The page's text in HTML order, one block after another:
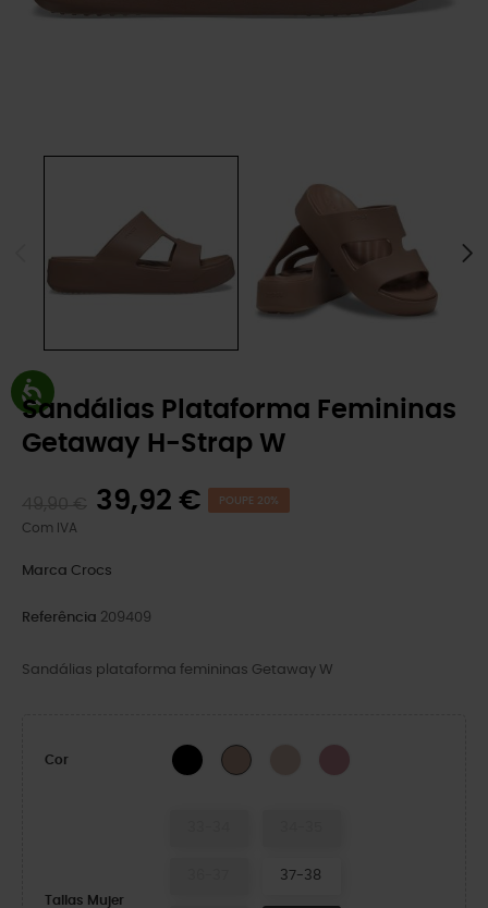
Sandálias Plataforma Femininas
Getaway H-Strap W
39,92 € POUPE 20%
Com IVA
Marca Crocs
Referência 209409
Sandálias plataforma femininas Getaway W
Cor BLACK Bandana Cassis
Tallas Mujer
37-38